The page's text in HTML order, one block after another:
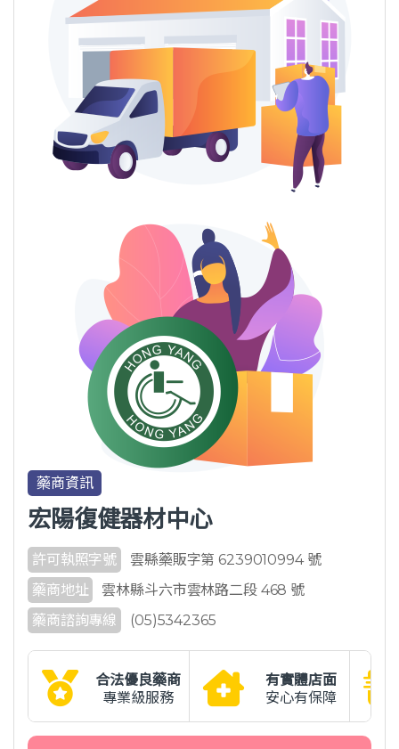
藥商資訊
宏陽復健器材中心
許可執照字號
雲縣藥販字第 6239010994 號
藥商地址
雲林縣斗六市雲林路二段 468 號
藥商諮詢專線
(05)5342365
合法優良藥商
專業級服務
有實體店面
安心有保障